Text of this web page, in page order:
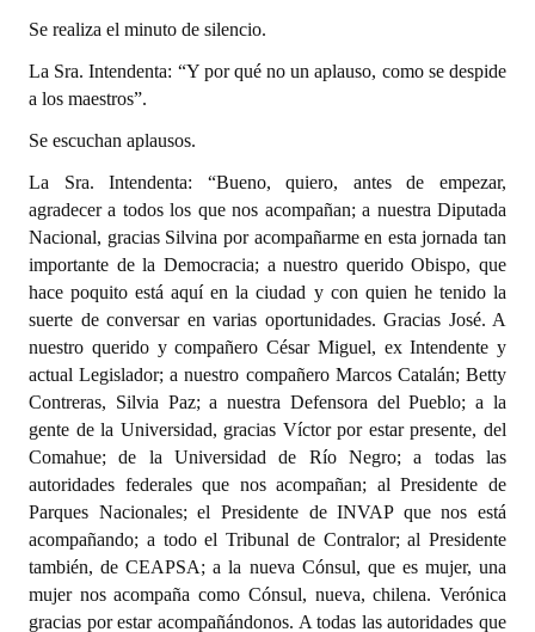
Se realiza el minuto de silencio.
La Sra. Intendenta: “Y por qué no un aplauso, como se despide
a los maestros”.
Se escuchan aplausos.
La Sra. Intendenta: “Bueno, quiero, antes de empezar,
agradecer a todos los que nos acompañan; a nuestra Diputada
Nacional, gracias Silvina por acompañarme en esta jornada tan
importante de la Democracia; a nuestro querido Obispo, que
hace poquito está aquí en la ciudad y con quien he tenido la
suerte de conversar en varias oportunidades. Gracias José. A
nuestro querido y compañero César Miguel, ex Intendente y
actual Legislador; a nuestro compañero Marcos Catalán; Betty
Contreras, Silvia Paz; a nuestra Defensora del Pueblo; a la
gente de la Universidad, gracias Víctor por estar presente, del
Comahue; de la Universidad de Río Negro; a todas las
autoridades federales que nos acompañan; al Presidente de
Parques Nacionales; el Presidente de INVAP que nos está
acompañando; a todo el Tribunal de Contralor; al Presidente
también, de CEAPSA; a la nueva Cónsul, que es mujer, una
mujer nos acompaña como Cónsul, nueva, chilena. Verónica
gracias por estar acompañándonos. A todas las autoridades que